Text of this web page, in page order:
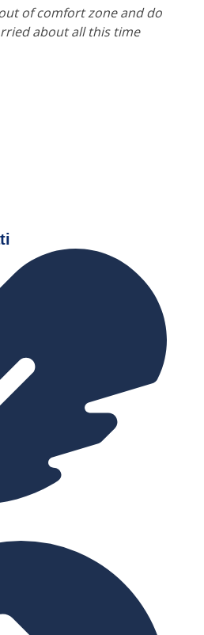
of comfort zone and do
about all this time